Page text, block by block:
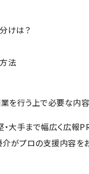
けは？
法
行う上で必要な内容
大手まで幅広く広報
がプロの支援内容を